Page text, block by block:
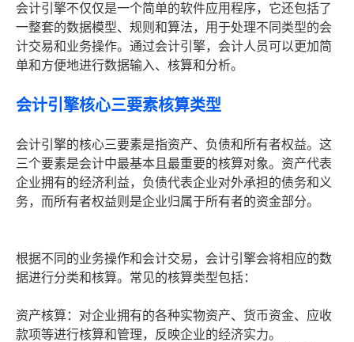
会计引擎不仅仅是一个简单的软件应用程序，它还包括了
一整套的数据模型、规则和算法，用于处理不同类型的会
计交易和业务操作。通过会计引擎，会计人员可以更加简
单和方便地进行数据输入、核算和分析。
会计引擎核心三要素核算类型
会计引擎的核心三要素是指资产、负债和所有者权益。这
三个要素是会计中最基本且最重要的核算对象。资产代表
企业拥有的经济利益，负债代表企业对外承担的债务和义
务，而所有者权益则是企业归属于所有者的资金部分。
根据不同的业务操作和会计交易，会计引擎会将相应的数
据进行分类和核算。常见的核算类型包括：
资产核算：对企业拥有的各种实物资产、货币资金、应收
款项等进行核算和管理，反映企业的经济实力。